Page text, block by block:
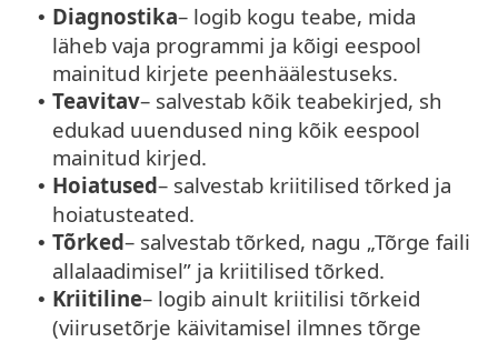
• Diagnostika– logib kogu teabe, mida
läheb vaja programmi ja kõigi eespool
mainitud kirjete peenhäälestuseks.
• Teavitav– salvestab kõik teabekirjed, sh
edukad uuendused ning kõik eespool
mainitud kirjed.
• Hoiatused– salvestab kriitilised tõrked ja
hoiatusteated.
• Tõrked– salvestab tõrked, nagu „Tõrge faili
allalaadimisel” ja kriitilised tõrked.
• Kriitiline– logib ainult kriitilisi tõrkeid
(viirusetõrje käivitamisel ilmnes tõrge